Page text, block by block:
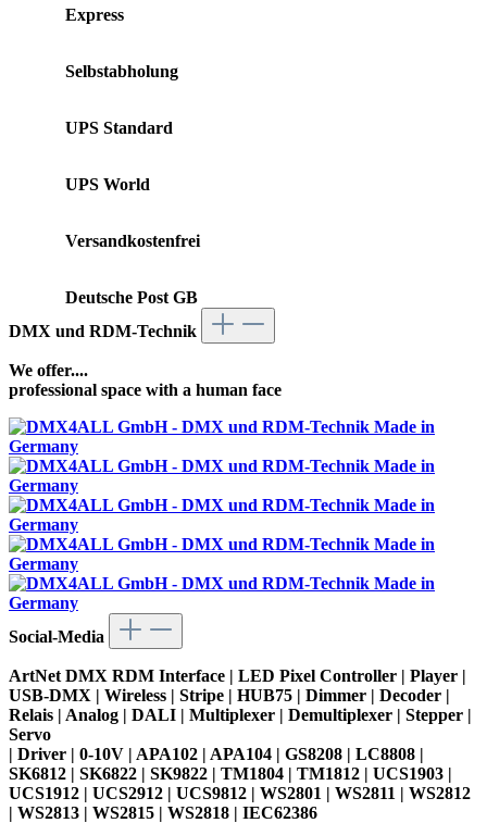
Express
Selbstabholung
UPS Standard
UPS World
Versandkostenfrei
Deutsche Post GB
DMX und RDM-Technik
We offer....
professional space with a human face
Social-Media
ArtNet DMX RDM Interface | LED Pixel Controller | Player |
USB-DMX | Wireless | Stripe | HUB75 | Dimmer | Decoder |
Relais | Analog | DALI | Multiplexer | Demultiplexer | Stepper |
Servo
| Driver | 0-10V | APA102 | APA104 | GS8208 | LC8808 |
SK6812 | SK6822 | SK9822 | TM1804 | TM1812 | UCS1903 |
UCS1912 | UCS2912 | UCS9812 | WS2801 | WS2811 | WS2812
| WS2813 | WS2815 | WS2818 | IEC62386